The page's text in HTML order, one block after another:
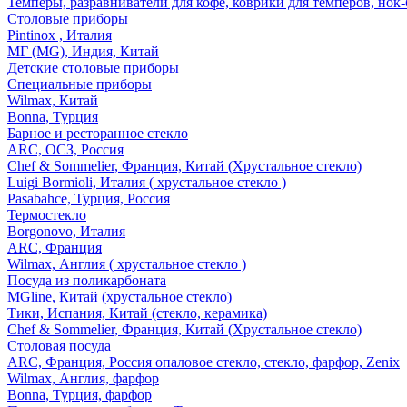
Столовые приборы
Pintinox , Италия
МГ (MG), Индия, Китай
Детские столовые приборы
Специальные приборы
Wilmax, Китай
Bonna, Турция
Барное и ресторанное стекло
ARC, ОСЗ, Россия
Chef & Sommelier, Франция, Китай (Хрустальное стекло)
Luigi Bormioli, Италия ( хрустальное стекло )
Pasabahce, Турция, Россия
Термостекло
Borgonovo, Италия
ARC, Франция
Wilmax, Англия ( хрустальное стекло )
Посуда из поликарбоната
MGline, Китай (хрустальное стекло)
Тики, Испания, Китай (стекло, керамика)
Chef & Sommelier, Франция, Китай (Хрустальное стекло)
Столовая посуда
ARC, Франция, Россия опаловое стекло, стекло, фарфор, Zenix
Wilmax, Англия, фарфор
Bonna, Турция, фарфор